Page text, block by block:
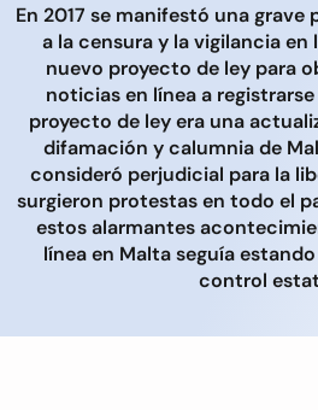
En 2017 se manifestó una
a la censura y la vigilancia en
nuevo proyecto de ley para
noticias en línea a
proyecto de ley era una
difamación y calumnia de
consideró perjudicial para la
surgieron protestas en todo el
estos alarmantes
línea en Malta seguía
control